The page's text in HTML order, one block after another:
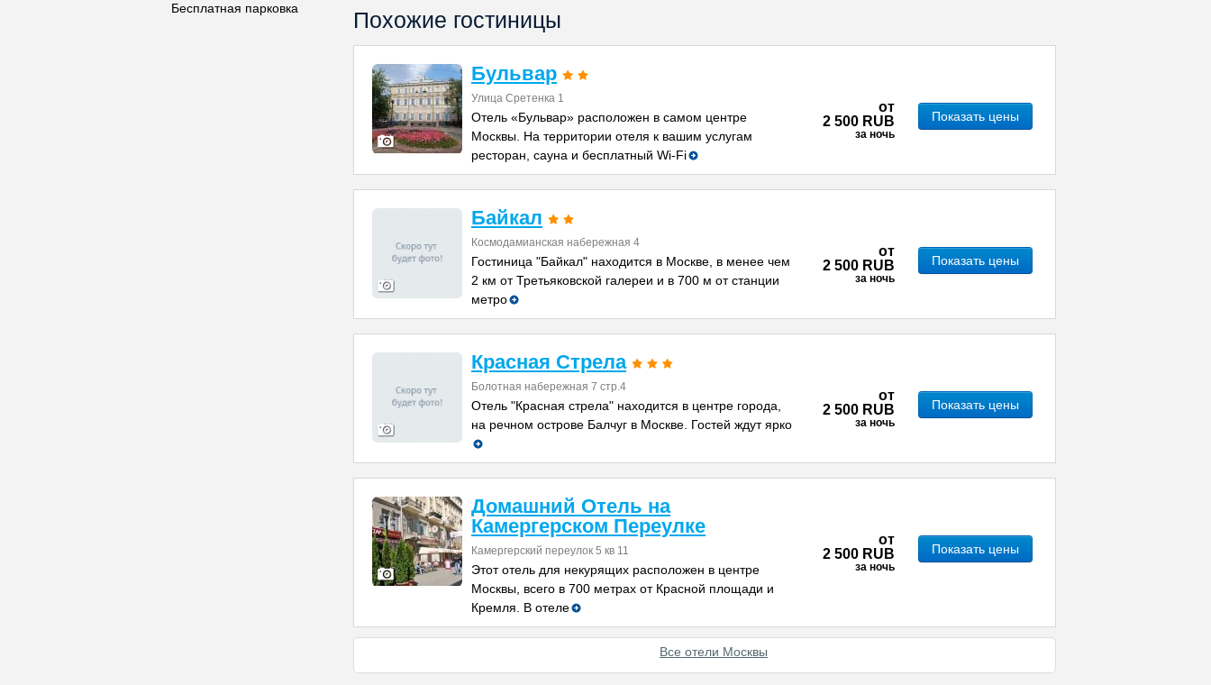
Бесплатная парковка Похожие гостиницы
Бульвар
Улица Сретенка 1
Отель «Бульвар» расположен в самом центре
Москвы. На территории отеля к вашим услугам
ресторан, сауна и бесплатный Wi-Fi
от
2 500 RUB
за ночь
Показать цены
Байкал
Космодамианская набережная 4
Гостиница "Байкал" находится в Москве, в менее чем
2 км от Третьяковской галереи и в 700 м от станции
метро
от
2 500 RUB
за ночь
Показать цены
Красная Стрела
Болотная набережная 7 стр.4
Отель "Красная стрела" находится в центре города,
на речном острове Балчуг в Москве. Гостей ждут ярко
от
2 500 RUB
за ночь
Показать цены
Домашний Отель на
Камергерском Переулке
Камергерский переулок 5 кв 11
Этот отель для некурящих расположен в центре
Москвы, всего в 700 метрах от Красной площади и
Кремля. В отеле
от
2 500 RUB
за ночь
Показать цены
Все отели Москвы